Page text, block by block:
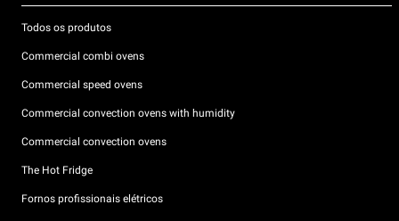
Todos os produtos
Commercial combi ovens
Commercial speed ovens
Commercial convection ovens with humidity
Commercial convection ovens
The Hot Fridge
Fornos profissionais elétricos